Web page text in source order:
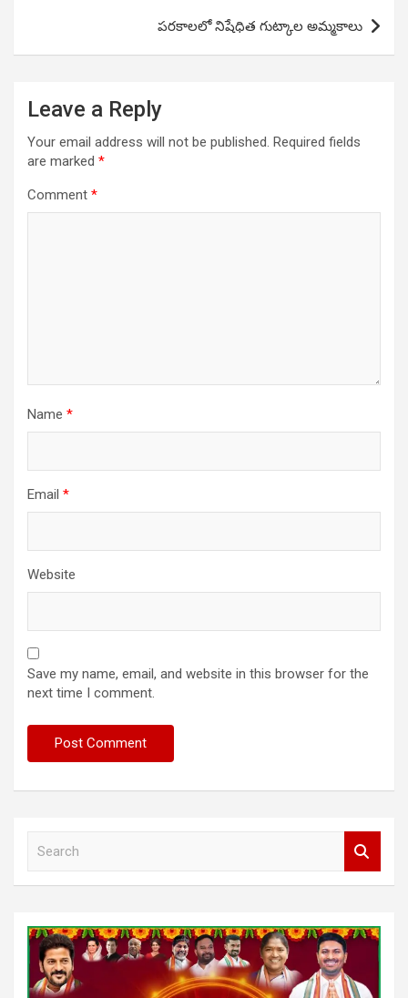
పరకాలలో నిషేధిత గుట్కాల అమ్మకాలు
Leave a Reply
Your email address will not be published. Required fields
are marked *
Comment *
Name *
Email *
Website
Save my name, email, and website in this browser for the
next time I comment.
h